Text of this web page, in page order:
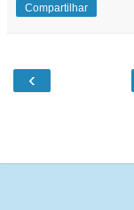
Compartilhar
‹